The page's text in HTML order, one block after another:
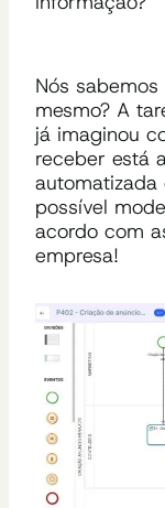
Nós
mesmo? A
já imaginou
receber está
possível
acordo com
empresa!